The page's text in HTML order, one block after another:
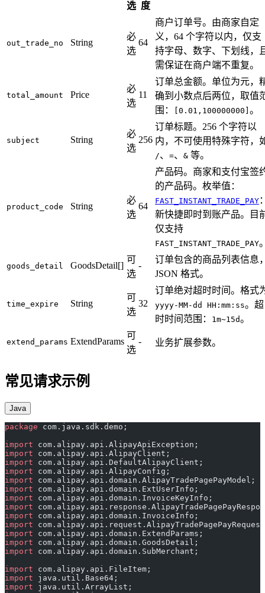
选 度
out_trade_no String
必
选
64
商户订单号。由商家自定
义，64 个字符以内，仅支
持字母、数字、下划线，
需保证在商户端不重复。
total_amount Price
必
选
11
订单总金额。单位为元，
确到小数点后两位，取值
围：
[0.01,100000000] 。
subject String
必
选
256
订单标题。256 个字符以
内，不可使用特殊字符，
/、 =、 & 等。
product_code String
必
选
64
产品码。商家和支付宝签
的产品码。枚举值：
FAST_INSTANT_TRADE_PAY
新快捷即时到账产品。目
仅支持
FAST_INSTANT_TRADE_PAY
goods_detail GoodsDetail[]
可
选
-
订单包含的商品列表信息
JSON 格式。
time_expire String
可
选
32
订单绝对超时时间。格式
yyyy-MM-dd HH:mm:ss。超
时时间范围：
1m~15d。
extend_params ExtendParams
可
选
- 业务扩展参数。
常见请求示例
Java
package com.java.sdk.demo;
import com.alipay.api.AlipayApiException;
import com.alipay.api.AlipayClient;
import com.alipay.api.DefaultAlipayClient;
import com.alipay.api.AlipayConfig;
import com.alipay.api.domain.AlipayTradePagePayModel;
import com.alipay.api.domain.ExtUserInfo;
import com.alipay.api.domain.InvoiceKeyInfo;
import
import com.alipay.api.domain.InvoiceInfo;
import
import com.alipay.api.domain.ExtendParams;
import com.alipay.api.domain.GoodsDetail;
import com.alipay.api.domain.SubMerchant;
import com.alipay.api.FileItem;
import java.util.Base64;
import java.util.ArrayList;